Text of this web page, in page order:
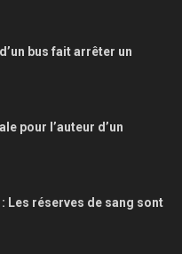
bus fait arrêter un
pour l’auteur d’un
Les réserves de sang sont